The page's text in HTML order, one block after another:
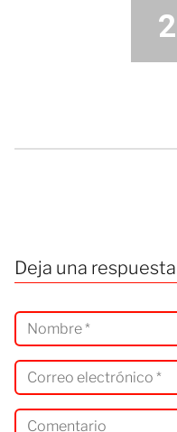
2
Deja una respuesta